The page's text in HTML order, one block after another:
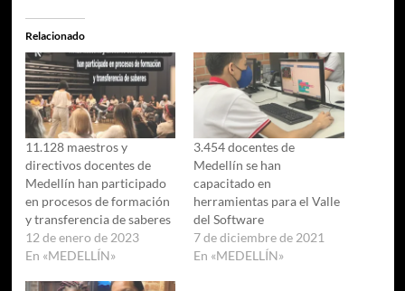
Relacionado
11.128 maestros y
directivos docentes de
Medellín han participado
en procesos de formación
y transferencia de saberes
12 de enero de 2023
En «MEDELLÍN»
3.454 docentes de
Medellín se han
capacitado en
herramientas para el Valle
del Software
7 de diciembre de 2021
En «MEDELLÍN»